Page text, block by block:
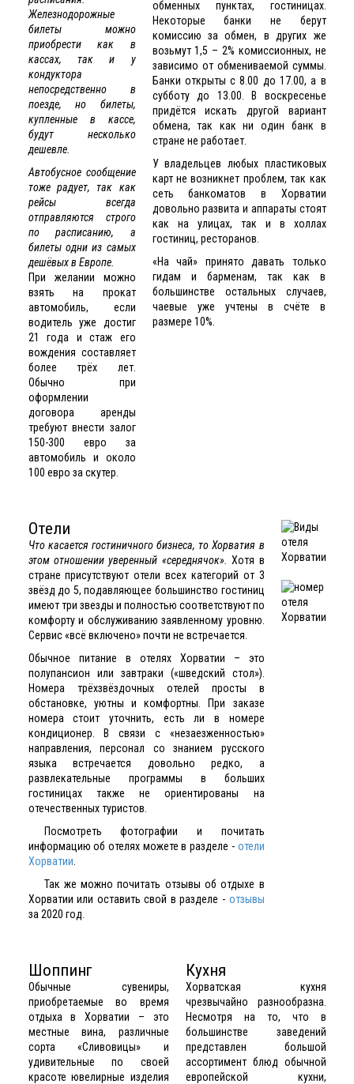
Железнодорожные
билеты можно
приобрести как в
кассах, так и у
кондуктора
непосредственно в
поезде, но билеты,
купленные в кассе,
будут несколько
дешевле.
Автобусное сообщение
тоже радует, так как
рейсы всегда
отправляются строго
по расписанию, а
билеты одни из самых
дешёвых в Европе.
При желании можно
взять на прокат
автомобиль, если
водитель уже достиг
21 года и стаж его
вождения составляет
более трёх лет.
Обычно при
оформлении
договора аренды
требуют внести залог
150-300 евро за
автомобиль и около
100 евро за скутер.
обменных пунктах, гостиницах.
Некоторые банки не берут
комиссию за обмен, в других же
возьмут 1,5 – 2% комиссионных, не
зависимо от обмениваемой суммы.
Банки открыты с 8.00 до 17.00, а в
субботу до 13.00. В воскресенье
придётся искать другой вариант
обмена, так как ни один банк в
стране не работает.
У владельцев любых пластиковых
карт не возникнет проблем, так как
сеть банкоматов в Хорватии
довольно развита и аппараты стоят
как на улицах, так и в холлах
гостиниц, ресторанов.
«На чай» принято давать только
гидам и барменам, так как в
большинстве остальных случаев,
чаевые уже учтены в счёте в
размере 10%.
Отели
Что касается гостиничного бизнеса, то Хорватия в
этом отношении уверенный «середнячок».
Хотя в
стране присутствуют отели всех категорий от 3
звёзд до 5, подавляющее большинство гостиниц
имеют три звезды и полностью соответствуют по
комфорту и обслуживанию заявленному уровню.
Сервис «всё включено» почти не встречается.
Обычное питание в отелях Хорватии – это
полупансион или завтраки («шведский стол»).
Номера трёхзвёздочных отелей просты в
обстановке, уютны и комфортны. При заказе
номера стоит уточнить, есть ли в номере
кондиционер. В связи с «незаезженностью»
направления, персонал со знанием русского
языка встречается довольно редко, а
развлекательные программы в больших
гостиницах также не ориентированы на
отечественных туристов.
Посмотреть фотографии и почитать
информацию об отелях можете в разделе - отели
Хорватии
Так же можно почитать отзывы об отдыхе в
Хорватии или оставить свой в разделе - отзывы
за 2020 год.
Шоппинг
Обычные сувениры,
приобретаемые во время
отдыха в Хорватии – это
местные вина, различные
сорта «Сливовицы» и
удивительные по своей
красоте ювелирные изделия
Кухня
Хорватская кухня
чрезвычайно разнообразна.
Несмотря на то, что в
большинстве заведений
представлен большой
ассортимент блюд обычной
европейской кухни,